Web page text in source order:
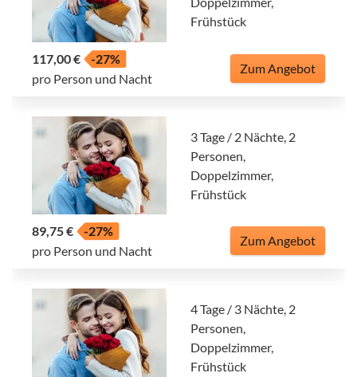
Frühstück
117,00 €
-27%
pro Person und Nacht
Zum Angebot
3 Tage / 2 Nächte, 2
Personen,
Doppelzimmer,
Frühstück
89,75 €
-27%
pro Person und Nacht
Zum Angebot
4 Tage / 3 Nächte, 2
Personen,
Doppelzimmer,
Frühstück